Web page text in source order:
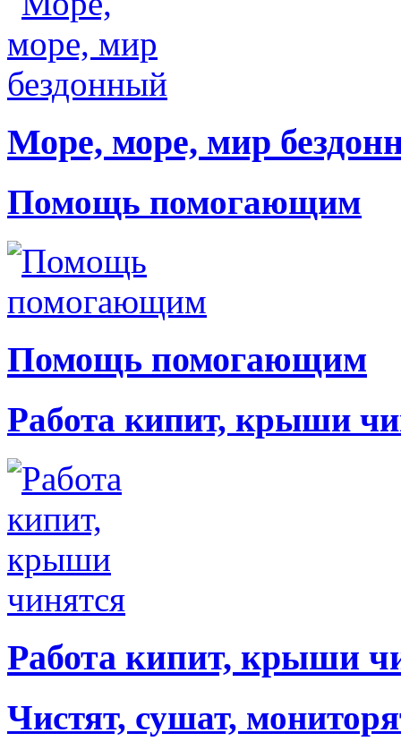
Море, море, мир
Помощь помогающим
Помощь помогающим
Работа кипит, крыши
Работа кипит, крыши
Чистят, сушат,